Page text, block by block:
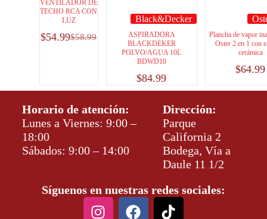
VENTILADOR DE
TECHO RCA CON
LUZ
$58.99
$54.99
Black&Decker
ASPIRADORA
BLACKDEKER
POLVO/AGUA 10L
BDWD10
$84.99
Plancha de vapor
Oster 2 en 1 con
cerámica
$64.99
Horario de atención:
Lunes a Viernes: 9:00 –
18:00
Sábados: 9:00 – 14:00
Dirección:
Parque
California 2
Bodega, Vía a
Daule 11 1/2
Síguenos en nuestras redes sociales: